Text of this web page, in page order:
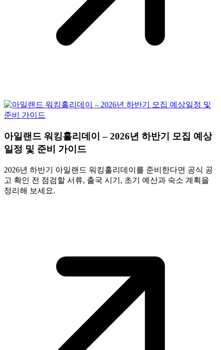
아일랜드 워킹홀리데이 – 2026년 하반기 모집 예상
일정 및 준비 가이드
2026년 하반기 아일랜드 워킹홀리데이를 준비한다면 공식 공
고 확인 전 점검할 서류, 출국 시기, 초기 예산과 숙소 계획을
정리해 보세요.